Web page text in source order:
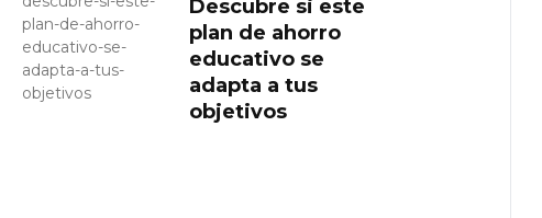
Descubre si este
plan de ahorro
educativo se
adapta a tus
objetivos